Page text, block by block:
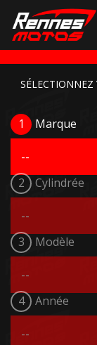
SÉLECTIONNEZ
1 Marque
2 Cylindrée
3 Modèle
4 Année